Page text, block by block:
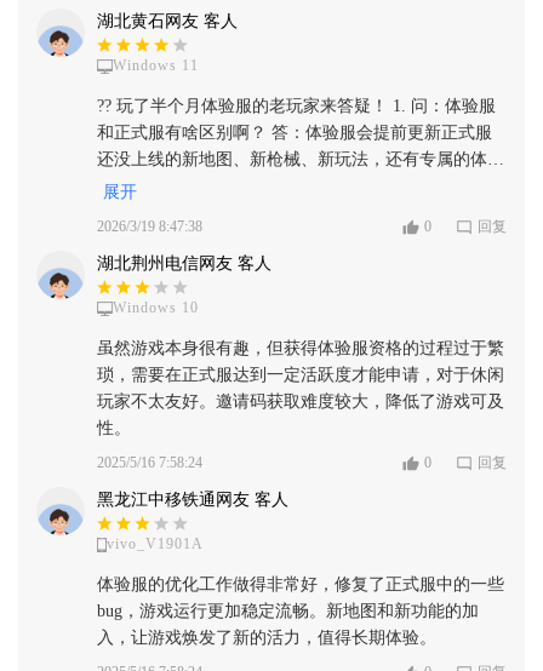
湖北黄石网友 客人
Windows 11
?? 玩了半个月体验服的老玩家来答疑！ 1. 问：体验服
和正式服有啥区别啊？ 答：体验服会提前更新正式服
还没上线的新地图、新枪械、新玩法，还有专属的体验
服福利，每天登录送点券，能提前玩到最新内容，但是
服啊？需要资格吗？ 答：不需要抢资格！直接下载安
装就能进，我是直接下了就玩了，没有资格限制，太爽
了，之前玩别的体验服还要抢号，这个完全不用，想玩
直接下就行。 3. 问：文bug多不多啊？会不会很卡？
答：文bug肯定比正式服多一点，毕竟是测试版本，我
遇到过一次卡闪退的问题，重启就好了，整体稳定性还
可以，帧率很稳，我锋龙870的手机开极限帧率完全不
卡，玩着很流畅。
展开
2026/3/19 8:47:38 0 回复
湖北荆州电信网友 客人
Windows 10
虽然游戏本身很有趣，但获得体验服资格的过程过于繁
琐，需要在正式服达到一定活跃度才能申请，对于休闲
玩家不太友好。邀请码获取难度较大，降低了游戏可及
性。
2025/5/16 7:58:24 0 回复
黑龙江中移铁通网友 客人
vivo_V1901A
体验服的优化工作做得非常好，修复了正式服中的一些
bug，游戏运行更加稳定流畅。新地图和新功能的加
入，让游戏焕发了新的活力，值得长期体验。